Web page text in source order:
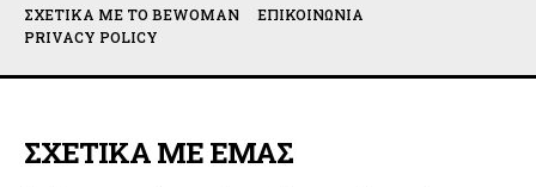
ΣΧΕΤΙΚΆ ΜΕ ΤΟ BEWOMAN
ΕΠΙΚΟΙΝΩΝΊΑ
PRIVACY POLICY
ΣΧΕΤΙΚΑ ΜΕ ΕΜΑΣ